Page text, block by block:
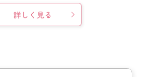
詳しく見る